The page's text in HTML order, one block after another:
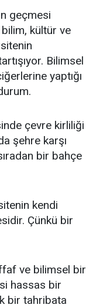
geçmesi
kültür ve
Bilimsel
yaptığı
çevre kirliliği
şehre karşı
bir bahçe
kendi
Çünkü bir
ve bilimsel bir
hassas bir
bir tahribata